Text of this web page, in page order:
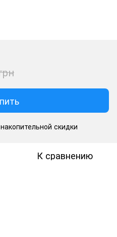
скидки
К сравнению